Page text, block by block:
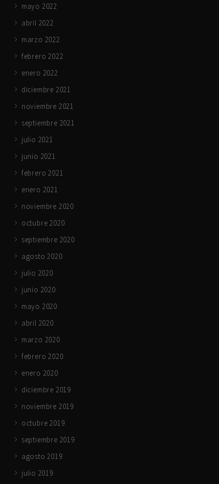
mayo 2022
abril 2022
marzo 2022
febrero 2022
enero 2022
diciembre 2021
noviembre 2021
septiembre 2021
julio 2021
junio 2021
febrero 2021
enero 2021
noviembre 2020
octubre 2020
septiembre 2020
agosto 2020
julio 2020
junio 2020
mayo 2020
abril 2020
marzo 2020
febrero 2020
enero 2020
diciembre 2019
noviembre 2019
octubre 2019
septiembre 2019
agosto 2019
julio 2019